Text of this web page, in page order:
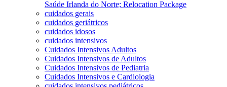
Saúde Irlanda do Norte; Relocation Package
cuidados gerais
cuidados geriátricos
cuidados idosos
cuidados intensivos
Cuidados Intensivos Adultos
Cuidados Intensivos de Adultos
Cuidados Intensivos de Pediatria
Cuidados Intensivos e Cardiologia